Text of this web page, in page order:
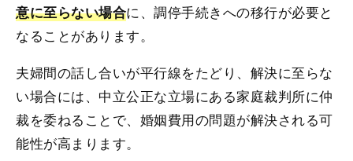
意に至らない場合に、調停手続きへの移行が必要と
なることがあります。
夫婦間の話し合いが平行線をたどり、解決に至らな
い場合には、中立公正な立場にある家庭裁判所に仲
裁を委ねることで、婚姻費用の問題が解決される可
能性が高まります。